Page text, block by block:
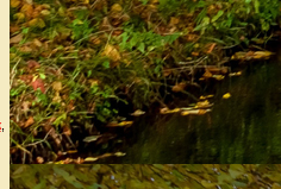
,